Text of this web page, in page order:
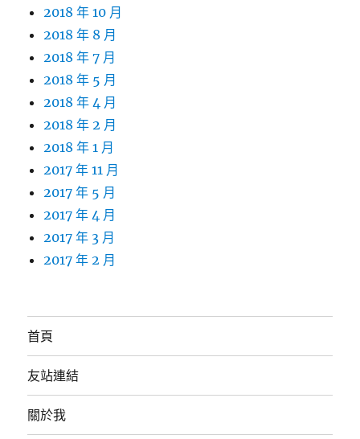
2018 年 10 月
2018 年 8 月
2018 年 7 月
2018 年 5 月
2018 年 4 月
2018 年 2 月
2018 年 1 月
2017 年 11 月
2017 年 5 月
2017 年 4 月
2017 年 3 月
2017 年 2 月
首頁
友站連結
關於我